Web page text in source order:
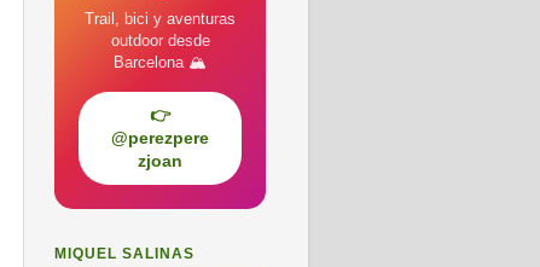
Trail, bici y aventuras
outdoor desde
Barcelona 🏔️
👉
@perezpere
zjoan
MIQUEL SALINAS